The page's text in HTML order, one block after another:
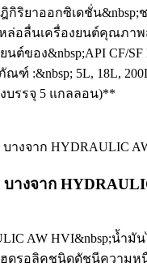
กิริยาออกซิเดชั่น&nbsp;
ล่อลื่นเครื่องยนต์คุณภาพ
ต์ของ&nbsp;API CF/SF
ภัณฑ์ :&nbsp; 5L, 18L,
บรรจุ 5 แกลลอน)**
างจาก
AW HVI&nbsp;น้ำ
ดรอลิคชนิดดัชนีความห